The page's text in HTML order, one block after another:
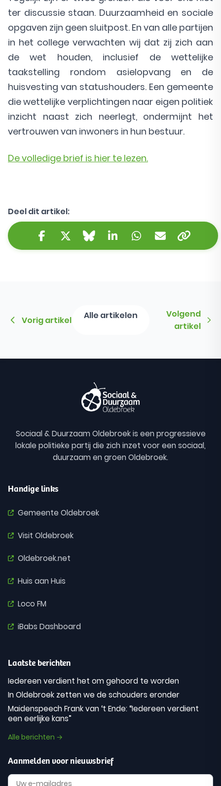
ter discussie staan. Duurzaamheid en sociale
opgaven zijn geen sluitpost. En van alle partijen
in het college verwachten wij dat zij zich aan
de wet houden, inclusief de wettelijke
taakstelling rondom asielopvang en de
huisvesting van statushouders. Een gemeente
die wettelijke verplichtingen naar eigen politiek
inzicht naast zich neerlegt, ondermijnt het
vertrouwen van inwoners in hun bestuur.
De volledige brief is hier te lezen.
Deel dit artikel:
Facebook
Twitter/X
BlueskyLinkedInWhatsApp
E-mail
Vorig artikel Alle artikelen
Volgend
artikel
Sociaal & Duurzaam Oldebroek is een progressieve
lokale politieke partij die zich inzet voor een sociaal,
duurzaam en groen Oldebroek.
Handige links
Gemeente Oldebroek
Visit Oldebroek
Oldebroek.net
Huis aan Huis
Loco FM
iBabs Dashboard
Laatste berichten
Iedereen verdient het om gehoord te worden
In Oldebroek zetten we de schouders eronder
Maidenspeech Frank van ‘t Ende: “Iedereen verdient
een eerlijke kans”
Alle berichten →
Aanmelden voor nieuwsbrief